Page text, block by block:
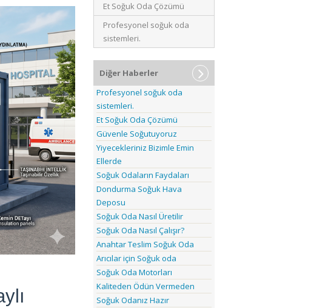
Et Soğuk Oda Çözümü
Profesyonel soğuk oda
sistemleri.
Diğer Haberler
Profesyonel soğuk oda
sistemleri.
Et Soğuk Oda Çözümü
Güvenle Soğutuyoruz
Yiyecekleriniz Bizimle Emin
Ellerde
Soğuk Odaların Faydaları
Dondurma Soğuk Hava
Deposu
Soğuk Oda Nasıl Üretilir
Soğuk Oda Nasıl Çalışır?
Anahtar Teslim Soğuk Oda
Arıcılar için Soğuk oda
Soğuk Oda Motorları
Kaliteden Ödün Vermeden
Soğuk Odanız Hazır